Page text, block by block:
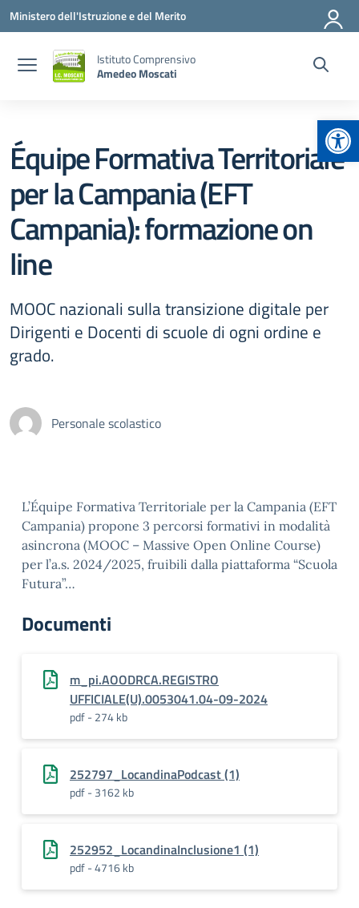
Vai ai contenuti
Vai al menu di navigazione
Vai al footer
Ministero dell'Istruzione e del Merito
Istituto Comprensivo
Amedeo Moscati
Équipe Formativa Territoriale
per la Campania (EFT
Campania): formazione on
line
MOOC nazionali sulla transizione digitale per
Dirigenti e Docenti di scuole di ogni ordine e
grado.
Personale scolastico
L’Équipe Formativa Territoriale per la Campania (EFT
Campania) propone 3 percorsi formativi in modalità
asincrona (MOOC – Massive Open Online Course)
per l’a.s. 2024/2025, fruibili dalla piattaforma “Scuola
Futura”…
Documenti
m_pi.AOODRCA.REGISTRO
UFFICIALE(U).0053041.04-09-2024
pdf - 274 kb
252797_LocandinaPodcast (1)
pdf - 3162 kb
252952_LocandinaInclusione1 (1)
pdf - 4716 kb